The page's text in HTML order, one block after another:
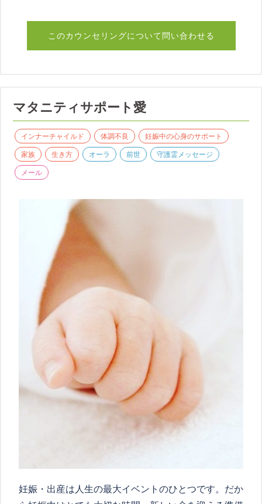
このカウンセリングについて問い合わせる
マタニティサポート愛
インナーチャイルド 体調不良 妊娠中の心身のサポート
家族 生き方 オーラ 前世 守護霊メッセージ
メール
妊娠・出産は人生の最大イベントのひとつです。だか